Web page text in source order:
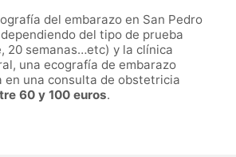
del embarazo en San Pedro
del tipo de prueba
20 semanas…etc) y la clínica
una ecografía de embarazo
en una consulta de obstetricia
60 y 100 euros.